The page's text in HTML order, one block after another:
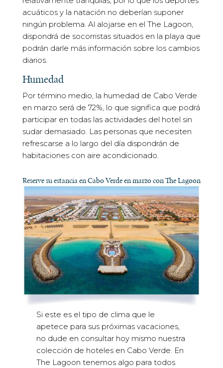
acuáticos y la natación no deberían suponer
ningún problema. Al alojarse en el The Lagoon,
dispondrá de socorristas situados en la playa que
podrán darle más información sobre los cambios
diarios.
Humedad
Por término medio, la humedad de Cabo Verde
en marzo será de 72%, lo que significa que podrá
participar en todas las actividades del hotel sin
sudar demasiado. Las personas que necesiten
refrescarse a lo largo del día dispondrán de
habitaciones con aire acondicionado.
Reserve su estancia en Cabo Verde en marzo con The Lagoon
Si este es el tipo de clima que le
apetece para sus próximas vacaciones,
no dude en consultar hoy mismo nuestra
colección de hoteles en Cabo Verde. En
The Lagoon tenemos algo para todos